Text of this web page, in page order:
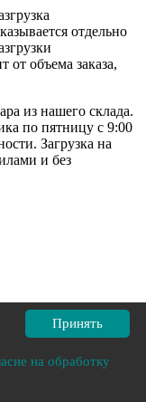
отдельно
от объема заказа,
из нашего склада.
по пятницу с 9:00
Загрузка на
и без
Принять
на обработку